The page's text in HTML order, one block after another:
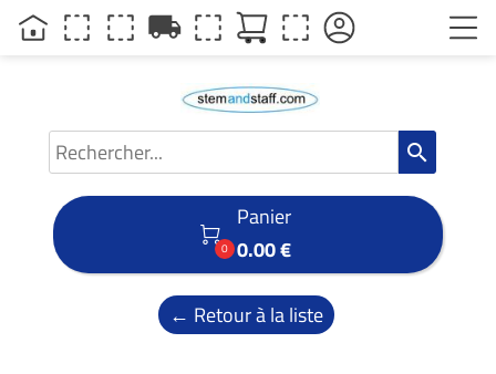
search

0
Panier
0.00 €
← Retour à la liste
local_shipping